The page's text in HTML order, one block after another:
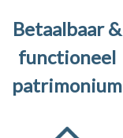
Betaalbaar &
functioneel
patrimonium